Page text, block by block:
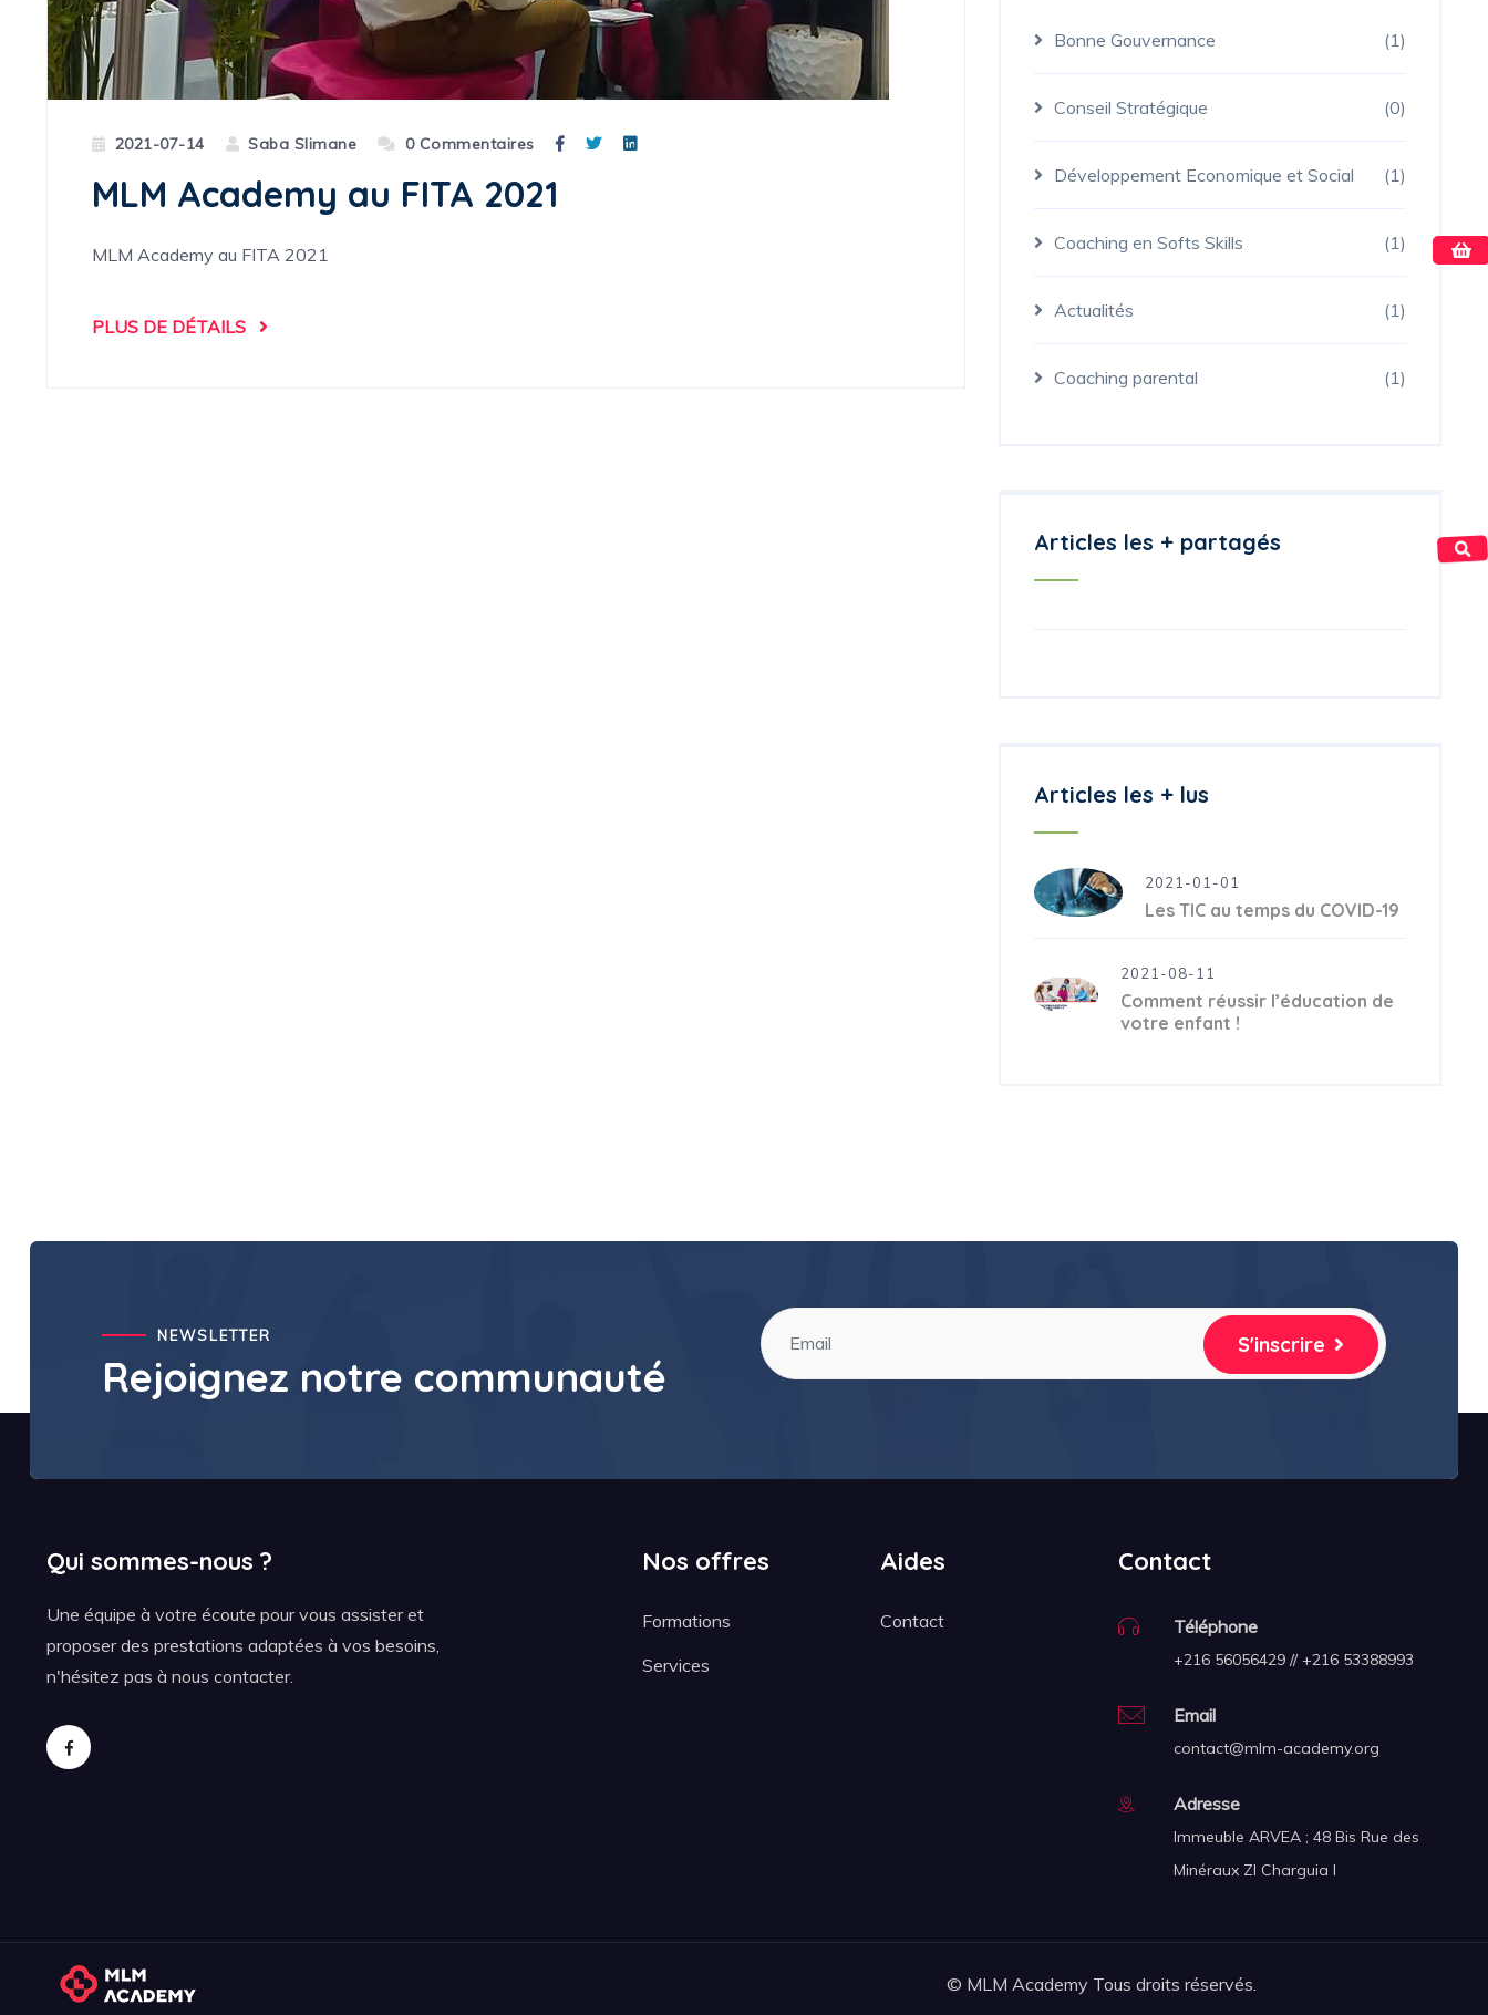
2021-07-14 Saba Slimane 0 Commentaires
MLM Academy au FITA 2021
MLM Academy au FITA 2021
PLUS DE DÉTAILS
Bonne Gouvernance (1)
Conseil Stratégique (0)
Développement Economique et Social (1)
Coaching en Softs Skills (1)
Actualités (1)
Coaching parental (1)
Articles les + partagés
Articles les + lus
2021-01-01
Les TIC au temps du COVID-19
2021-08-11
Comment réussir l’éducation de
votre enfant !
NEWSLETTER
Rejoignez notre communauté
S'inscrire
Qui sommes-nous ?
Une équipe à votre écoute pour vous assister et
proposer des prestations adaptées à vos besoins,
n'hésitez pas à nous contacter.
Nos offres
Formations
Services
Aides
Contact
Contact
Téléphone
+216 56056429 // +216 53388993
Email
contact@mlm-academy.org
Adresse
Immeuble ARVEA ; 48 Bis Rue des
Minéraux ZI Charguia I
© MLM Academy Tous droits réservés.